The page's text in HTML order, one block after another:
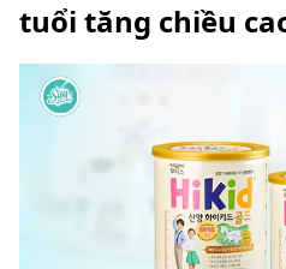
tuổi tăng chiều